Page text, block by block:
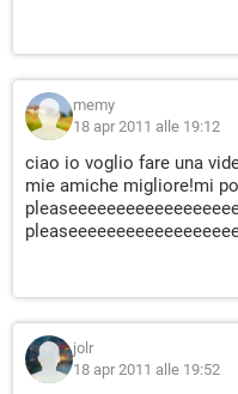
memy
18 apr 2011 alle 19:12
ciao io voglio fare una
mie amiche migliore!mi
jolr
18 apr 2011 alle 19:52